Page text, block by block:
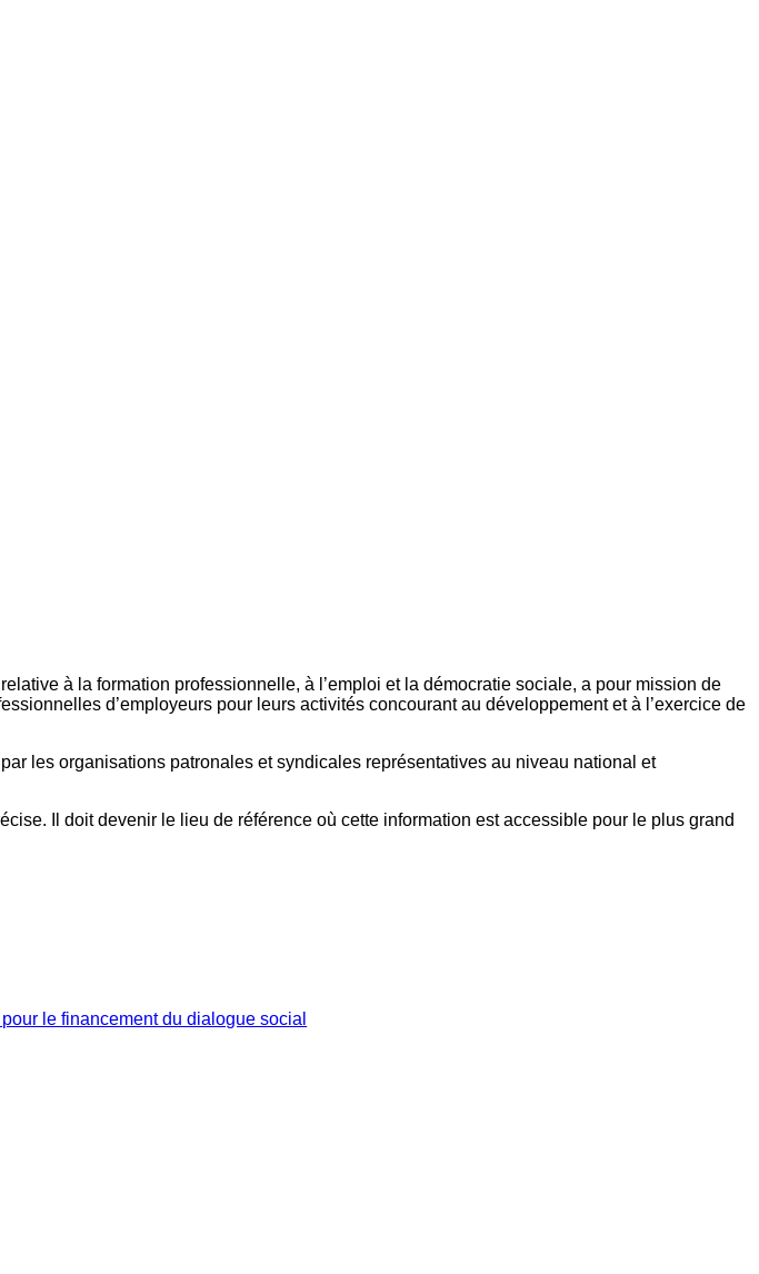
à la formation professionnelle, à l’emploi et la démocratie sociale, a pour mission de
d’employeurs pour leurs activités concourant au développement et à l’exercice de
les organisations patronales et syndicales représentatives au niveau national et
Il doit devenir le lieu de référence où cette information est accessible pour le plus grand
le financement du dialogue social